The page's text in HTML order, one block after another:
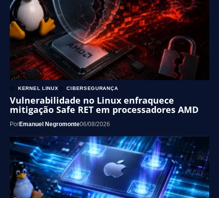
KERNEL LINUX CIBERSEGURANÇA
Vulnerabilidade no Linux enfraquece
mitigação Safe RET em processadores AMD
PorEmanuel Negromonte06/08/2026